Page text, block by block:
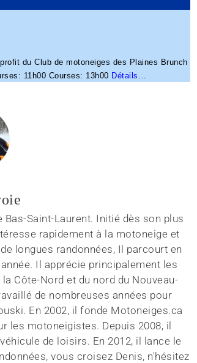
du Club de motoneiges des Plaines Brunch
11h00 Courses: 13h00 Détails…
Saint-Laurent. Initié dès son plus
rapidement à la motoneige et
longues randonnées, Il parcourt en
Il apprécie principalement les
Côte-Nord et du nord du Nouveau-
de nombreuses années pour
En 2002, il fonde Motoneiges.ca
les motoneigistes. Depuis 2008, il
de loisirs. En 2012, il lance le
vous croisez Denis, n'hésitez